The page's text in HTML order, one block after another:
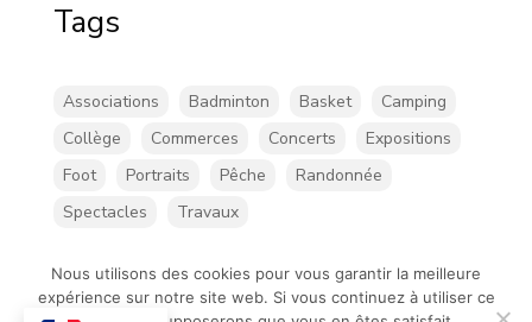
Tags
Associations Badminton Basket
Camping
Collège
Commerces Concerts
Expositions
Foot
Portraits Pêche
Randonnée
Spectacles
Travaux
Nous utilisons des cookies pour vous garantir la meilleure
expérience sur notre site web. Si vous continuez à utiliser ce